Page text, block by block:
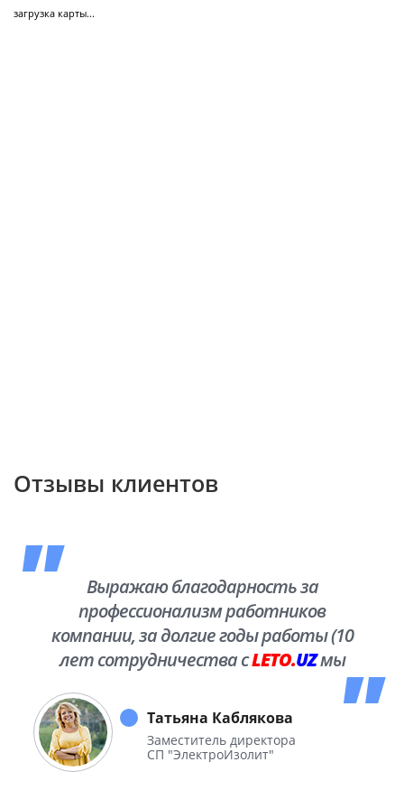
загрузка карты...
Отзывы клиентов
Выражаю благодарность за
профессионализм работников
компании, за долгие годы работы (10
лет сотрудничества сLETO.UZмы
необъятной Родины.
Татьяна Каблякова
Заместитель директора
СП "ЭлектроИзолит"